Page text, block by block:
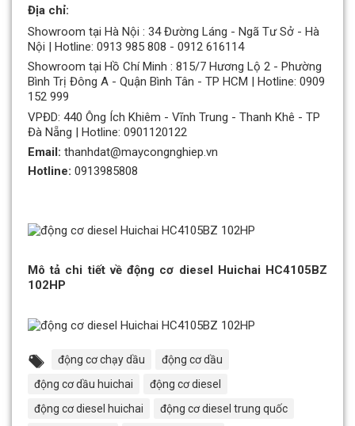
Địa chỉ:
Showroom tại Hà Nội : 34 Đường Láng - Ngã Tư Sở - Hà
Nội | Hotline: 0913 985 808 - 0912 616114
Showroom tại Hồ Chí Minh : 815/7 Hương Lộ 2 - Phường
Bình Trị Đông A - Quận Bình Tân - TP HCM | Hotline: 0909
152 999
VPĐD: 440 Ông Ích Khiêm - Vĩnh Trung - Thanh Khê - TP
Đà Nẵng | Hotline: 0901120122
Email: thanhdat@maycongnghiep.vn
Hotline: 0913985808
Mô tả chi tiết về động cơ diesel Huichai HC4105BZ
102HP
động cơ chạy dầu
động cơ dầu
động cơ dầu huichai
động cơ diesel
động cơ diesel huichai
động cơ diesel trung quốc